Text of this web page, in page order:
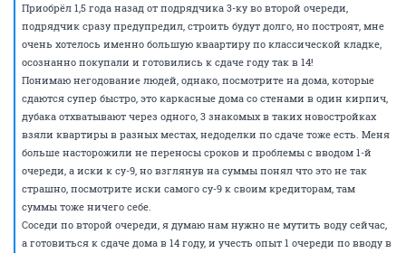
Приобрёл 1,5 года назад от подрядчика 3-ку во второй очереди,
подрядчик сразу предупредил, строить будут долго, но построят, мне
очень хотелось именно большую кваартиру по классической кладке,
осознанно покупали и готовились к сдаче году так в 14!
Понимаю негодование людей, однако, посмотрите на дома, которые
сдаются супер быстро, это каркасные дома со стенами в один кирпич,
дубака отхватывают через одного, 3 знакомых в таких новостройках
взяли квартиры в разных местах, недоделки по сдаче тоже есть. Меня
больше насторожили не переносы сроков и проблемы с вводом 1-й
очереди, а иски к су-9, но взглянув на суммы понял что это не так
страшно, посмотрите иски самого су-9 к своим кредиторам, там
суммы тоже ничего себе.
Соседи по второй очереди, я думаю нам нужно не мутить воду сейчас,
а готовиться к сдаче дома в 14 году, и учесть опыт 1 очереди по вводу в